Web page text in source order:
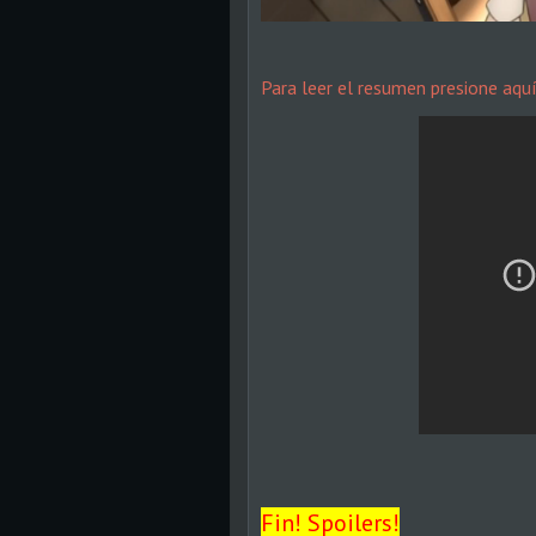
Para leer el resumen presione aquí
Fin! Spoilers!